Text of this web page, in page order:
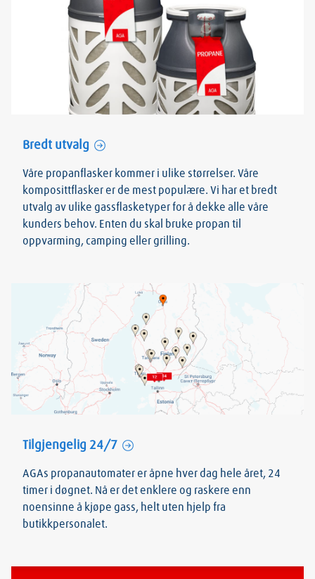
Bredt utvalg
Våre propanflasker kommer i ulike størrelser. Våre
komposittflasker er de mest populære. Vi har et bredt
utvalg av ulike gassflasketyper for å dekke alle våre
kunders behov. Enten du skal bruke propan til
oppvarming, camping eller grilling.
Tilgjengelig 24/7
AGAs propanautomater er åpne hver dag hele året, 24
timer i døgnet. Nå er det enklere og raskere enn
noensinne å kjøpe gass, helt uten hjelp fra
butikkpersonalet.